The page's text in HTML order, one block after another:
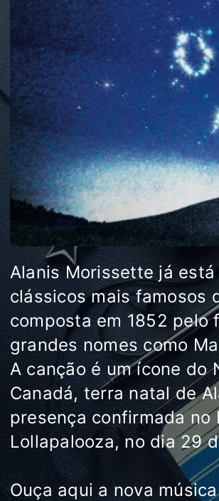
Alanis Morissette já
clássicos mais famosos
composta em 1852
grandes nomes como
A canção é um ícone do
Canadá, terra natal de
presença confirmada no
Lollapalooza, no dia 29
Ouça aqui a nova